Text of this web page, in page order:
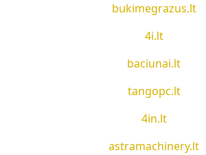
bukimegrazus.lt
4i.lt
baciunai.lt
tangopc.lt
4in.lt
astramachinery.lt